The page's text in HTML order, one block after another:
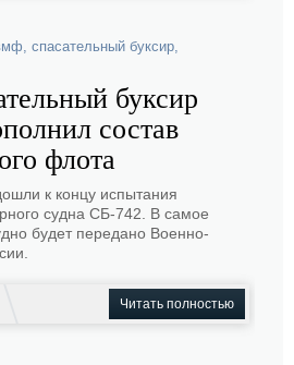
, спасательный буксир,
буксир
состав
флота
к концу испытания
судна СБ-742. В самое
будет передано Военно-
Читать полностью